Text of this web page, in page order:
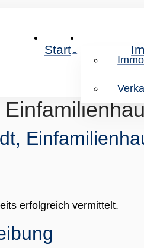
Start
erfolgreich vermittelt.